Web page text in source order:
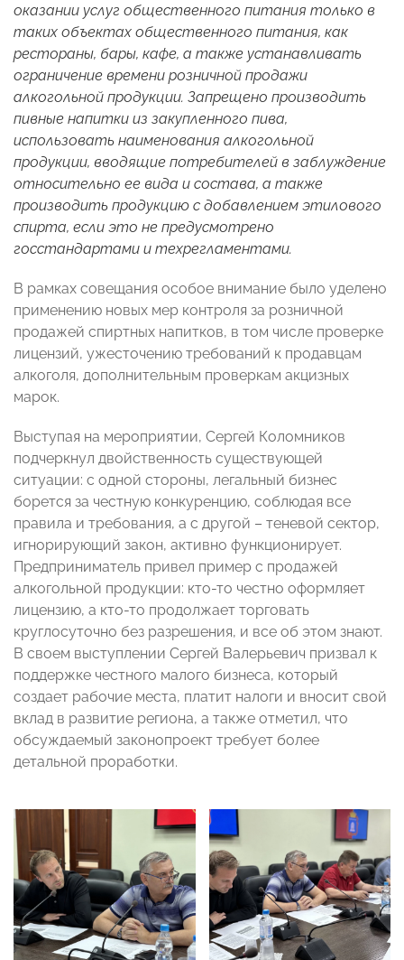
оказании услуг общественного питания только в
таких объектах общественного питания, как
рестораны, бары, кафе, а также устанавливать
ограничение времени розничной продажи
алкогольной продукции. Запрещено производить
пивные напитки из закупленного пива,
использовать наименования алкогольной
продукции, вводящие потребителей в заблуждение
относительно ее вида и состава, а также
производить продукцию с добавлением этилового
спирта, если это не предусмотрено
госстандартами и техрегламентами.
В рамках совещания особое внимание было уделено
применению новых мер контроля за розничной
продажей спиртных напитков, в том числе проверке
лицензий, ужесточению требований к продавцам
алкоголя, дополнительным проверкам акцизных
марок.
Выступая на мероприятии, Сергей Коломников
подчеркнул двойственность существующей
ситуации: с одной стороны, легальный бизнес
борется за честную конкуренцию, соблюдая все
правила и требования, а с другой – теневой сектор,
игнорирующий закон, активно функционирует.
Предприниматель привел пример с продажей
алкогольной продукции: кто-то честно оформляет
лицензию, а кто-то продолжает торговать
круглосуточно без разрешения, и все об этом знают.
В своем выступлении Сергей Валерьевич призвал к
поддержке честного малого бизнеса, который
создает рабочие места, платит налоги и вносит свой
вклад в развитие региона, а также отметил, что
обсуждаемый законопроект требует более
детальной проработки.